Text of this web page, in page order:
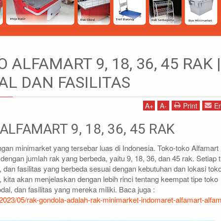
TOKO ALFAMART 9, 18, 36, 45 RAK | LUAS, MODAL DAN FASILITAS
ALFAMART 9, 18, 36, 45 RAK |
DAN FASILITAS
A+ A- Print
9, 18, 36, 45 RAK
minimarket yang tersebar luas di Indonesia. Toko-toko Alfamart
jumlah rak yang berbeda, yaitu 9, 18, 36, dan 45 rak. Setiap
fasilitas yang berbeda sesuai dengan kebutuhan dan lokasi
akan menjelaskan dengan lebih rinci tentang keempat tipe toko
dan fasilitas yang mereka miliki. Baca juga :
05/rak-gondola-adalah-rak-minimarket-indomaret-alfamart-
(WA)
DIDIN - (021)87786434
0812-8855-1012(WA)
didin@rajarak.co.id